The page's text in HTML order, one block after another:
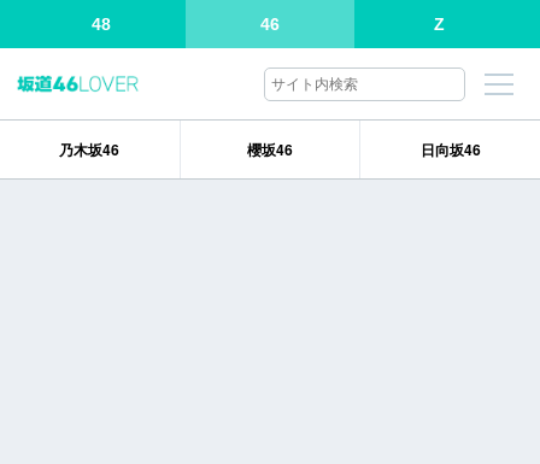
48 46 Z
乃木坂46 櫻坂46 日向坂46